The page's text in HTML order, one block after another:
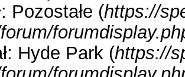
Pozostałe (https://
Hyde Park (https://